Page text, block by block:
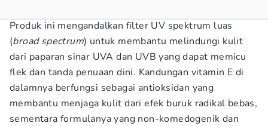
Produk ini mengandalkan filter UV spektrum luas
(broad spectrum) untuk membantu melindungi kulit
dari paparan sinar UVA dan UVB yang dapat memicu
flek dan tanda penuaan dini. Kandungan vitamin E di
dalamnya berfungsi sebagai antioksidan yang
membantu menjaga kulit dari efek buruk radikal bebas,
sementara formulanya yang non-komedogenik dan